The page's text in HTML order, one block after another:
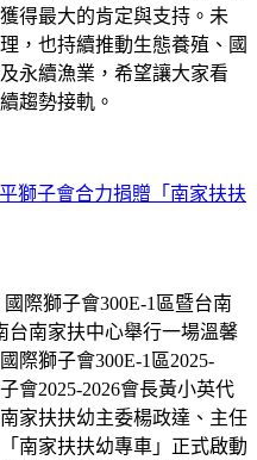
得最大的肯定與支持。未
，也持續推動生態養殖、國
永續漁業，希望讓大家看
趨勢接軌。
獅子會合力捐贈「南家扶扶
際獅子會300E-1區暨台南
台南家扶中心舉行一場溫馨
際獅子會300E-1區2025-
會2025-2026會長黃小英代
家扶扶幼主委楊政達、主任
南家扶扶幼專車」正式啟動